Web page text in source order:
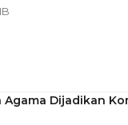
Dijadikan